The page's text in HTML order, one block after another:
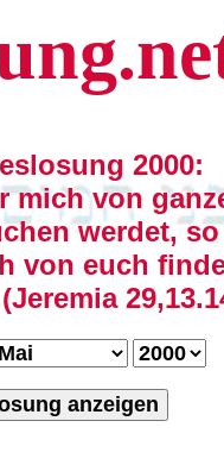
2000:
mich von
werdet,
von euch
anzeigen